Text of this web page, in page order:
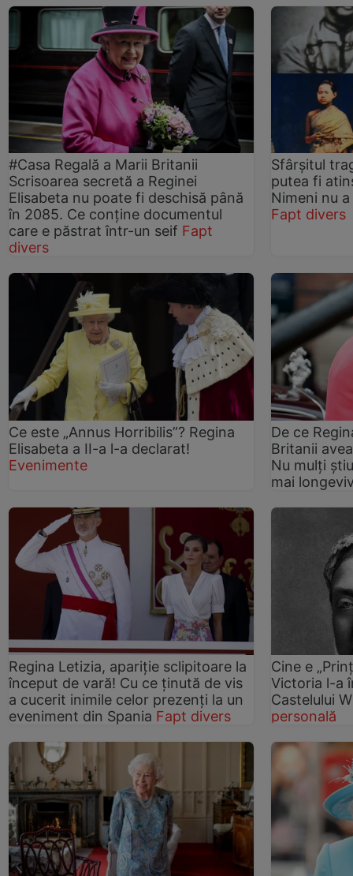
#Casa Regală a Marii Britanii
Scrisoarea secretă a Reginei
Elisabeta nu poate fi deschisă până
în 2085. Ce conține documentul
care e păstrat într-un seif Fapt
divers
Sfârșitul
putea fi
Nimeni nu
Fapt divers
Ce este „Annus Horribilis”? Regina
Elisabeta a II-a l-a declarat!
Evenimente
De ce
Britanii
Nu mulți
mai
Regina Letizia, apariție sclipitoare la
început de vară! Cu ce ținută de vis
a cucerit inimile celor prezenți la un
eveniment din Spania Fapt divers
Cine e
Victoria l-a
Castelului
personală